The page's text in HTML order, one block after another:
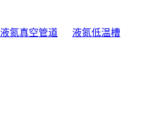
液氮真空管道
液氮低温槽